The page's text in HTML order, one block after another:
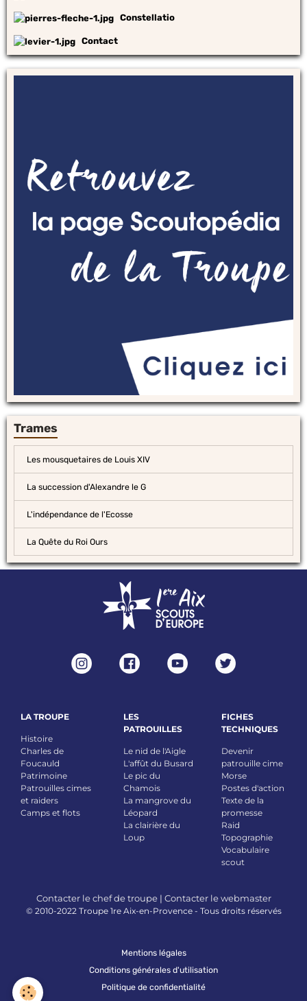
Constellatio
Contact
Trames
Les mousquetaires de Louis XIV
La succession d'Alexandre le G
L'indépendance de l'Ecosse
La Quête du Roi Ours
LA TROUPE
Histoire
Charles de
Foucauld
Patrimoine
Patrouilles cimes
et raiders
Camps et flots
LES
PATROUILLES
Le nid de l'Aigle
L'affût du Busard
Le pic du
Chamois
La mangrove du
Léopard
La clairière du
Loup
FICHES
TECHNIQUES
Devenir
patrouille cime
Morse
Postes d'action
Texte de la
promesse
Raid
Topographie
Vocabulaire
scout
Contacter le chef de troupe| Contacter le webmaster
© 2010-2022 Troupe 1re Aix-en-Provence - Tous droits réservés
Mentions légales
Conditions générales d'utilisation
Politique de confidentialité